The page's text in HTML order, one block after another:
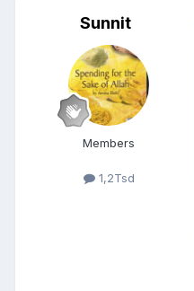
Sunnit
Members
1,2Tsd